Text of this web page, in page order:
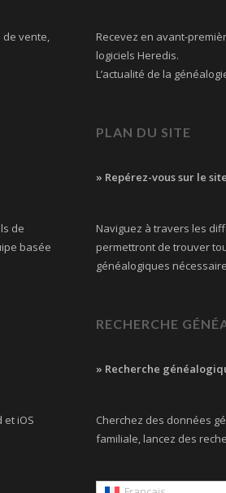
vente,
de
basée
et iOS
Recevez en avant-
logiciels Heredis.
L’actualité de la
PLAN DU SITE
» Repérez-vous sur le
Naviguez à travers les
permettront de trouver
généalogiques
RECHERCHE
» Recherche
Cherchez des données
familiale, lancez des